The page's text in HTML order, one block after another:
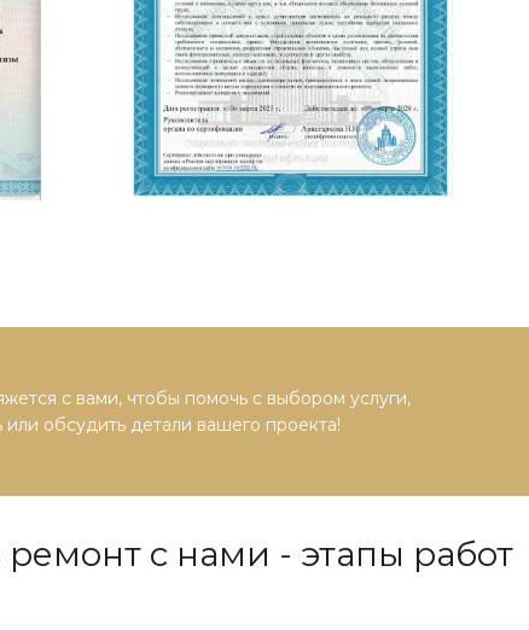
с вами, чтобы помочь с выбором услуги,
или обсудить детали вашего проекта!
ремонт с нами - этапы работ